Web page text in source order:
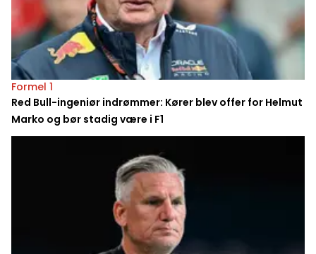
Formel 1
Red Bull-ingeniør indrømmer: Kører blev offer for Helmut
Marko og bør stadig være i F1